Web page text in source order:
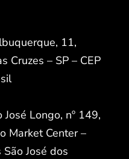
11,
Cruzes – SP – CEP
José Longo, nº 149,
Market Center –
José dos